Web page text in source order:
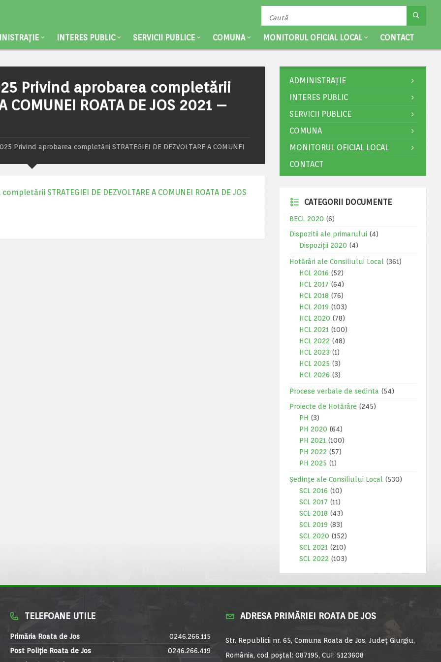
INTERES PUBLIC SERVICII PUBLICE COMUNA MONITORUL OFICIAL LOCAL CONTACT
Privind aprobarea completării
COMUNEI ROATA DE JOS 2021 –
Privind aprobarea completării STRATEGIEI DE DEZVOLTARE A COMUNEI
STRATEGIEI DE DEZVOLTARE A COMUNEI ROATA DE JOS
ADMINISTRAȚIE
INTERES PUBLIC
SERVICII PUBLICE
COMUNA
MONITORUL OFICIAL LOCAL
CONTACT
CATEGORII DOCUMENTE
BECL 2020 (6)
Dispozitii ale primarului (4)
Dispoziții 2020 (4)
Hotărâri ale Consiliului Local
(361)
HCL 2016 (52)
HCL 2017 (64)
HCL 2018 (76)
HCL 2019 (103)
HCL 2020 (78)
HCL 2021 (100)
HCL 2022 (48)
HCL 2023 (1)
HCL 2025 (3)
HCL 2026 (3)
Procese verbale de sedinta (54)
Proiecte de Hotărâre (245)
PH (3)
PH 2020 (64)
PH 2021 (100)
PH 2022 (57)
PH 2025 (1)
Ședințe ale Consiliului Local
(530)
SCL 2016 (10)
SCL 2017 (11)
SCL 2018 (43)
SCL 2019 (83)
SCL 2020 (152)
SCL 2021 (210)
SCL 2022 (103)
TELEFOANE UTILE
Primăria Roata de Jos
0246.266.115
Post Poliție Roata de Jos
0246.266.419
ADRESA PRIMĂRIEI ROATA DE JOS
Str. Republicii nr. 65, Comuna Roata de Jos, Județ Giurgiu,
România, cod poștal: 087195, CUI: 5123608